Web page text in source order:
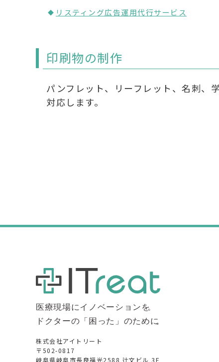
リスティング広告運用代行サービス
印刷物の制作
パンフレット、リーフレット、名刺、
対応します。
株式会社アイトリート
〒502-0817
岐阜県岐阜市長良福光2588 辻文ビル 3F